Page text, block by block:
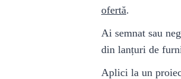
ofertă.
Ai semnat sau
din lanțuri de
Aplici la un